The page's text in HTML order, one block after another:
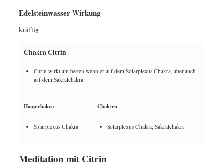
Edelsteinwasser Wirkung
kräftig
Chakra Citrin
Citrin wirkt am besten wenn er auf dem Solarplexus Chakra, aber auch
auf dem Sakralchakra.
Hauptchakra Chakren
Solarplexus Chakra Solarplexus Chakra, Sakralchakra
Meditation mit Citrin